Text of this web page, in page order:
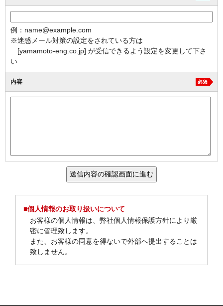
例：name@example.com
※迷惑メール対策の設定をされている方は
[yamamoto-eng.co.jp] が受信できるよう設定を変更して下さ
い
内容
■個人情報のお取り扱いについて
お客様の個人情報は、弊社個人情報保護方針により厳
密に管理致します。
また、お客様の同意を得ないで外部へ提出することは
致しません。